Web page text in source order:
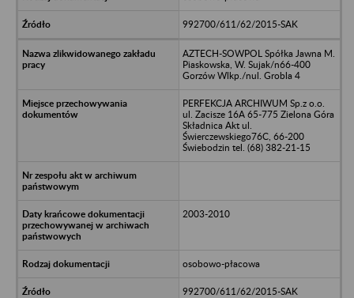
992700/611/62/2015-SAK
AZTECH-SOWPOL Spółka Jawna M.
Piaskowska, W. Sujak/n66-400
Gorzów Wlkp./nul. Grobla 4
PERFEKCJA ARCHIWUM Sp.z o.o.
ul. Zacisze 16A 65-775 Zielona Góra
Składnica Akt ul.
Świerczewskiego76C, 66-200
Świebodzin tel. (68) 382-21-15
2003-2010
osobowo-płacowa
992700/611/62/2015-SAK